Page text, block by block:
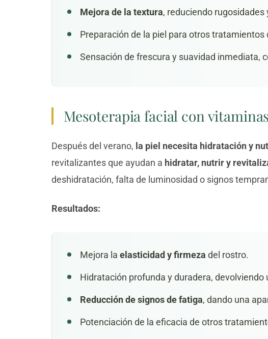
Mejora de la textura, reduciendo
Preparación de la piel para otrostratamientos
Sensación de frescura y suavidad inmediata,
Mesoterapia facial con
Después del verano, la piel necesita hidratación y
revitalizantes que ayudan a hidratar, nutrir y
deshidratación, falta de luminosidad o signos
Resultados:
Mejora la elasticidad y firmeza del rostro.
Hidratación profunda y duradera, devolviendo
Reducción de signos de fatiga, dando una
Potenciación de la eficacia de otros